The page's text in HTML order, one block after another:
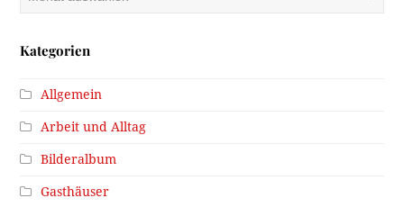
Kategorien
Allgemein
Arbeit und Alltag
Bilderalbum
Gasthäuser